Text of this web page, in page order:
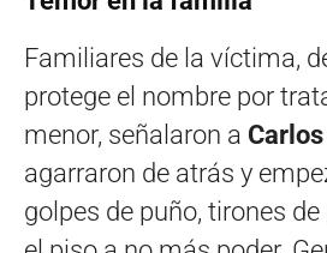
Familiares de la víctima,
protege el nombre por
menor, señalaron a
agarraron de atrás y
golpes de puño, tirones